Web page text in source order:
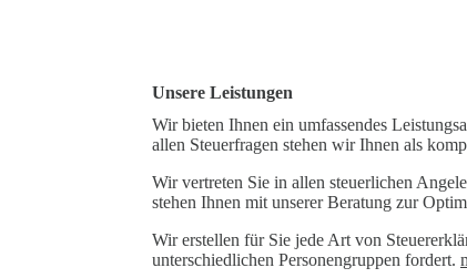
Unsere Leistungen
Wir bieten Ihnen ein umfassendes
allen Steuerfragen stehen wir Ihnen als
Wir vertreten Sie in allen steuerlichen
stehen Ihnen mit unserer Beratung zur
Wir erstellen für Sie jede Art von
unterschiedlichen Personengruppen fordert.